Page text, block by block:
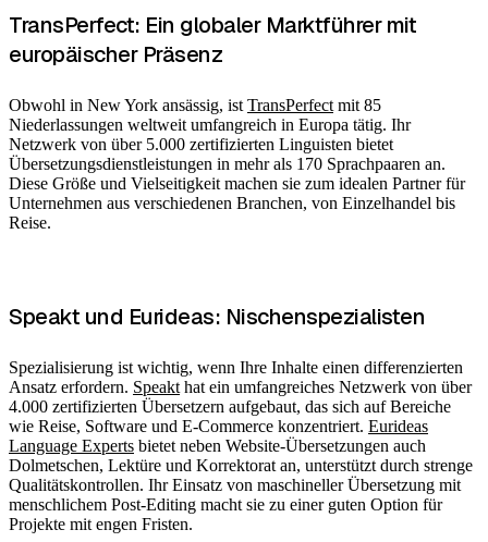
TransPerfect: Ein globaler Marktführer mit
europäischer Präsenz
Obwohl in New York ansässig, ist TransPerfect mit 85
Niederlassungen weltweit umfangreich in Europa tätig. Ihr
Netzwerk von über 5.000 zertifizierten Linguisten bietet
Übersetzungsdienstleistungen in mehr als 170 Sprachpaaren an.
Diese Größe und Vielseitigkeit machen sie zum idealen Partner für
Unternehmen aus verschiedenen Branchen, von Einzelhandel bis
Reise.
Speakt und Eurideas: Nischenspezialisten
Spezialisierung ist wichtig, wenn Ihre Inhalte einen differenzierten
Ansatz erfordern. Speakt hat ein umfangreiches Netzwerk von über
4.000 zertifizierten Übersetzern aufgebaut, das sich auf Bereiche
wie Reise, Software und E-Commerce konzentriert. Eurideas
Language Experts bietet neben Website-Übersetzungen auch
Dolmetschen, Lektüre und Korrektorat an, unterstützt durch strenge
Qualitätskontrollen. Ihr Einsatz von maschineller Übersetzung mit
menschlichem Post-Editing macht sie zu einer guten Option für
Projekte mit engen Fristen.